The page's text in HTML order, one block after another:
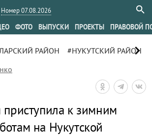
Номер 07.08.2026
ФОТО ВЫПУСКИ ПРОЕКТЫ ПРАВОВОЙ
РАЙОН #НУКУТСКИЙ РАЙОН
chevron_right
приступила к зимним
на Нукутской